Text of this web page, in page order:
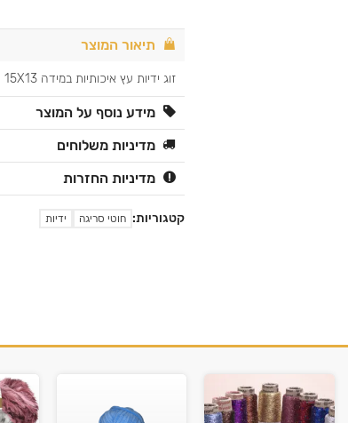
תיאור המוצר
זוג ידיות עץ איכותיות במידה 15X13 ס"מ
מידע נוסף על המוצר
מדיניות משלוחים
מדיניות החזרות
קטגוריות: חוטי סריגה ידיות